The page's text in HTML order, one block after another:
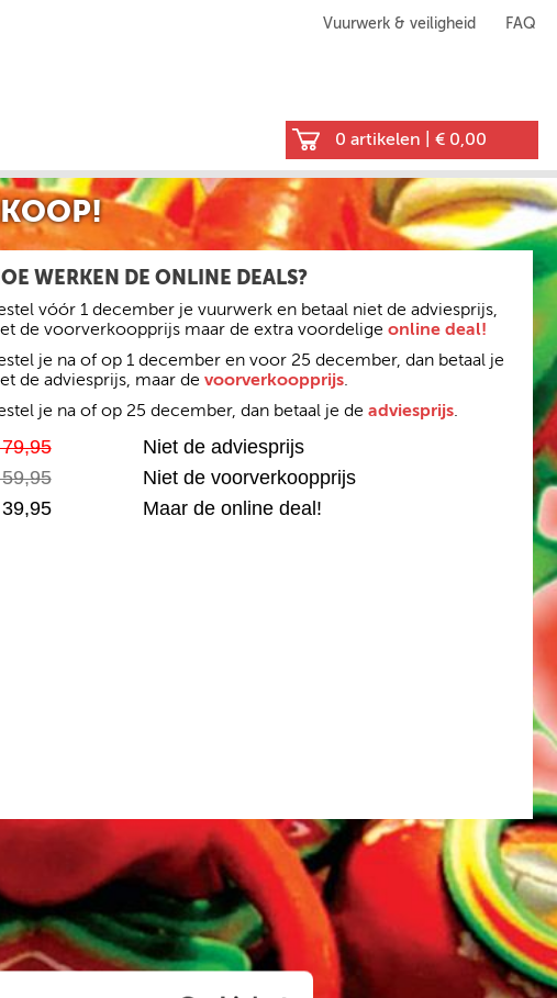
Vuurwerk & veiligheid FAQ
0 artikelen € 0,00
WERKEN DE ONLINE DEALS?
vóór 1 december je vuurwerk en betaal niet de adviesprijs,
de voorverkoopprijs maar de extra voordelige online deal!
je na of op 1 december en voor 25 december, dan betaal je
de adviesprijs, maar de voorverkoopprijs.
je na of op 25 december, dan betaal je de adviesprijs.
Niet de adviesprijs
Niet de voorverkoopprijs
Maar de online deal!